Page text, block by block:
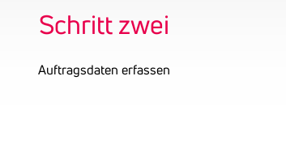
Schritt zwei
Auftragsdaten erfassen